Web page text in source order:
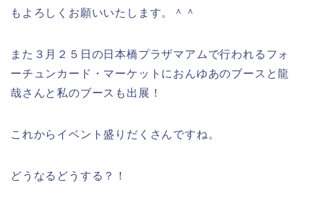
もよろしくお願いいたします。＾＾
また３月２５日の日本橋プラザマアムで行われるフォ
ーチュンカード・マーケットにおんゆあのブースと龍
哉さんと私のブースも出展！
これからイベント盛りだくさんですね。
どうなるどうする？！